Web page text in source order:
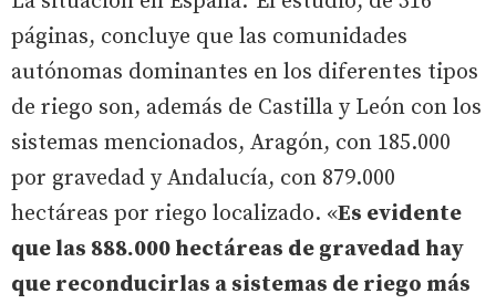
páginas, concluye que las comunidades
autónomas dominantes en los diferentes tipos
de riego son, además de Castilla y León con los
sistemas mencionados, Aragón, con 185.000
por gravedad y Andalucía, con 879.000
hectáreas por riego localizado. «Es evidente
que las 888.000 hectáreas de gravedad hay
que reconducirlas a sistemas de riego más